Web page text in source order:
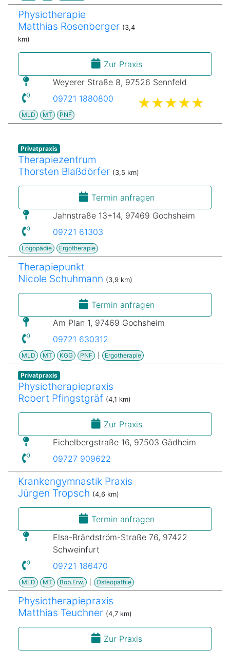
Physiotherapie
Matthias Rosenberger (3,4
km)
Zur Praxis
Weyerer Straße 8, 97526 Sennfeld
09721 1880800
MLD MT PNF
Privatpraxis
Therapiezentrum
Thorsten Blaßdörfer (3,5 km)
Termin anfragen
Jahnstraße 13+14, 97469 Gochsheim
09721 61303
Logopädie Ergotherapie
Therapiepunkt
Nicole Schuhmann (3,9 km)
Termin anfragen
Am Plan 1, 97469 Gochsheim
09721 630312
MLD MT KGG PNF Ergotherapie
Privatpraxis
Physiotherapiepraxis
Robert Pfingstgräf (4,1 km)
Zur Praxis
Eichelbergstraße 16, 97503 Gädheim
09727 909622
Krankengymnastik Praxis
Jürgen Tropsch (4,6 km)
Termin anfragen
Elsa-Brändström-Straße 76, 97422
Schweinfurt
09721 186470
MLD MT Bob.Erw. Osteopathie
Physiotherapiepraxis
Matthias Teuchner (4,7 km)
Zur Praxis